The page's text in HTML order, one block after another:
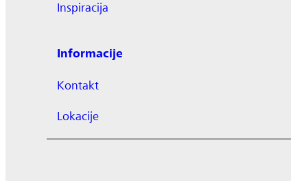
Inspiracija
Informacije
Kontakt
Lokacije